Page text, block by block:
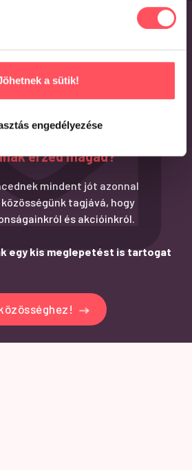
a sütik!
engedélyezése
érzed magad?
mindent jót azonnal
tagjává, hogy
és akcióinkról.
egy kis meglepetést is tartogat